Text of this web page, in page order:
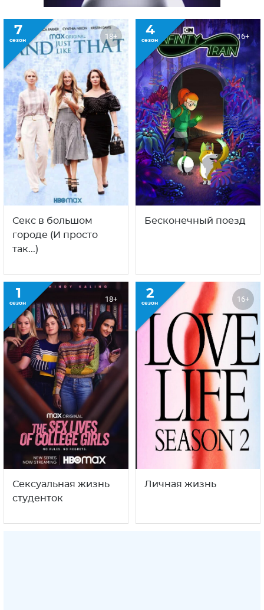
7
сезон 18+
Секс в большом
городе (И просто
так...)
4
сезон 16+
Бесконечный поезд
1
сезон 18+
Сексуальная жизнь
студенток
2
сезон 16+
Личная жизнь